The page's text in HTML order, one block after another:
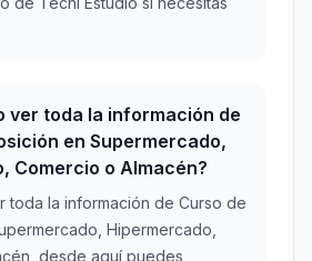
ver toda la información de
en Supermercado,
Comercio o Almacén?
toda la información de Curso de
Hipermercado,
desde aquí puedes